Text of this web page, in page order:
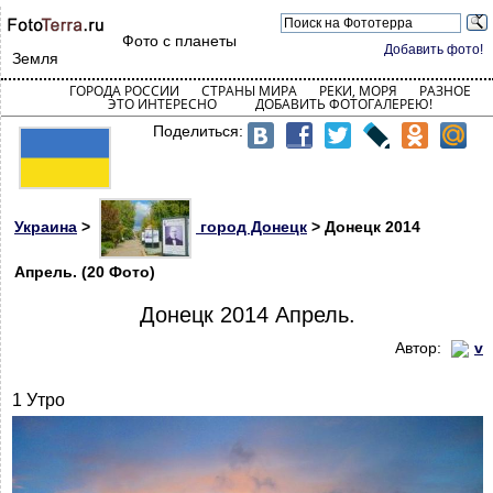
Добавить фото!
Фото с планеты
Земля
ГОРОДА РОССИИ СТРАНЫ МИРА РЕКИ, МОРЯ РАЗНОЕ
ЭТО ИНТЕРЕСНО ДОБАВИТЬ ФОТОГАЛЕРЕЮ!
Поделиться:
Украина > город Донецк > Донецк 2014
Апрель. (20 Фото)
Донецк 2014 Апрель.
Автор: v
1 Утро